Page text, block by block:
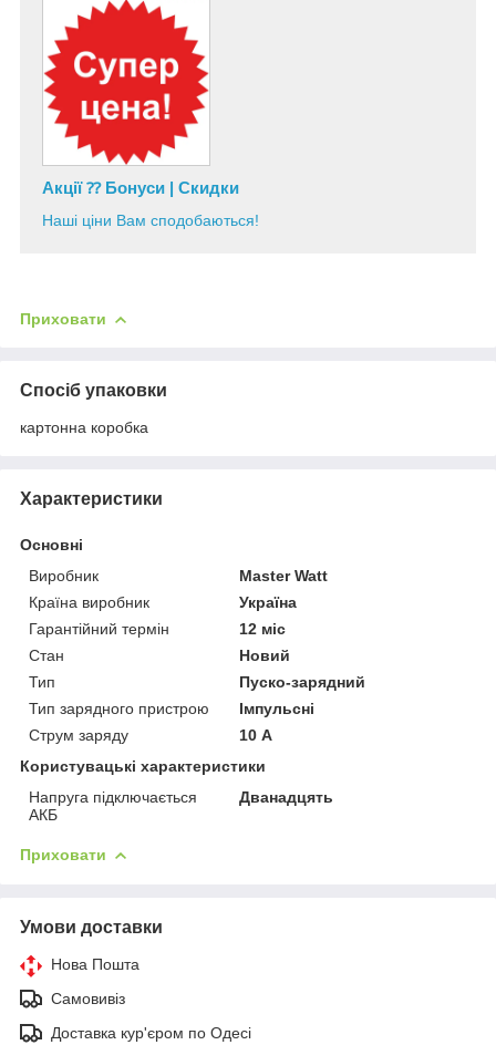
Акції ⁇ Бонуси | Скидки
Наші ціни Вам сподобаються!
Приховати
Спосіб упаковки
картонна коробка
Характеристики
Основні
Виробник
Master Watt
Країна виробник
Україна
Гарантійний термін
12 міс
Стан
Новий
Тип
Пуско-зарядний
Тип зарядного пристрою
Імпульсні
Струм заряду
10 А
Користувацькі характеристики
Напруга підключається
АКБ
Дванадцять
Приховати
Умови доставки
Нова Пошта
Самовивіз
Доставка кур'єром по Одесі